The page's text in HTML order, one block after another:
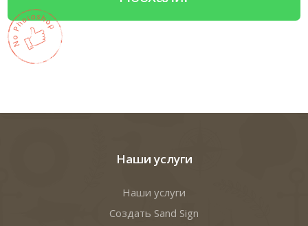
Наши услуги
Наши услуги
Создать Sand Sign